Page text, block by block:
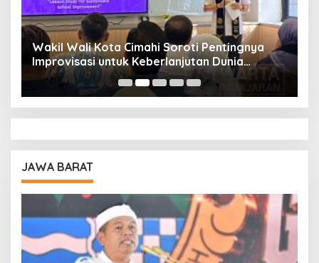
Wakil Wali Kota Cimahi Soroti Pentingnya
Improvisasi untuk Keberlanjutan Dunia
Pendidikan
JAWA BARAT